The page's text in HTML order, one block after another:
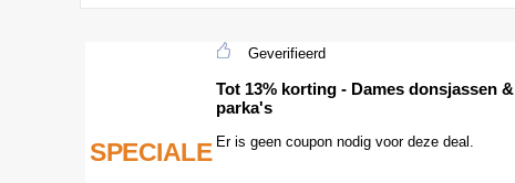
SPECIALE
Geverifieerd
Tot 13% korting - Dames donsjassen &
parka's
Er is geen coupon nodig voor deze deal.